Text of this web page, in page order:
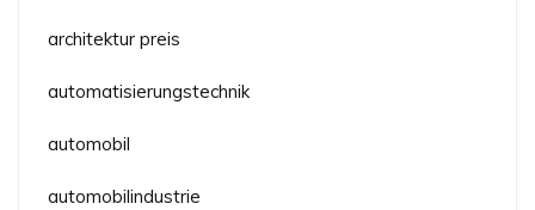
architektur preis
automatisierungstechnik
automobil
automobilindustrie